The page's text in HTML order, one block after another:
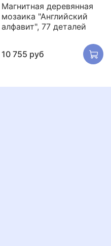
Магнитная деревянная
мозаика "Английский
алфавит", 77 деталей
10 755 руб